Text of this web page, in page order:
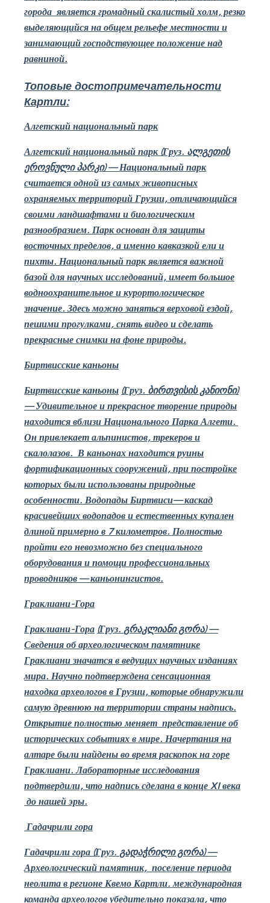
го­рода является громадный скалистый холм, резко
выделяющийся на общем рельефе местности и
зани­мающий господствующее положение над
равниной.
Топовые достопримечательности
Картли:
Алгетский национальный парк
Алгетский национальный парк (Груз. ალგეთის
ეროვნული პარკი) — Национальный парк
считается одной из самых живописных
охраняемых территорий Грузии, отличающийся
своими ландшафтами и биологическим
разнообразием. Парк основан для защиты
восточных пределов, а именно кавказкой ели и
пихты. Национальный парк является важной
базой для научных исследований, имеет большое
водноохранительное и курортологическое
значение. Здесь можно заняться верховой ездой,
пешими прогулками, снять видео и сделать
прекрасные снимки на фоне природы.
Биртвисские каньоны
Биртвисские каньоны (Груз. ბირთვისის კანიონი)
—Удивительное и прекрасное творение природы
находится вблизи Национального Парка Алгети.
Он привлекает альпинистов, трекеров и
скалолазов. В каньонах находится руины
фортификационных сооружений, при постройке
которых были использованы природные
особенности. Водопады Биртвиси— каскад
красивейших водопадов и естественных купален
длиной примерно в 7 километров. Полностью
пройти его невозможно без специального
оборудования и помощи профессиональных
проводников — каньонингистов.
Граклиани-Гора
Граклиани-Гора (Груз. გრაკლიანი გორა)—
Сведения об археологическом памятнике
Граклиани значатся в ведущих научных изданиях
мира. Научно подтверждена сенсационная
находка археологов в Грузии, которые обнаружили
самую древнюю на территории страны надпись.
Открытие полностью меняет представление об
исторических событиях в мире. Начертания на
алтаре были найдены во время раскопок на горе
Граклиани. Лабораторные исследования
подтвердили, что надпись сделана в концеXIвека
до нашей эры.
Гадачрили гора
Гадачрили гора (Груз. გადაჭრილი გორა)—
Археологический памятник, поселение периода
неолита в регионе Квемо Картли. международная
команда археологов убедительно показала, что